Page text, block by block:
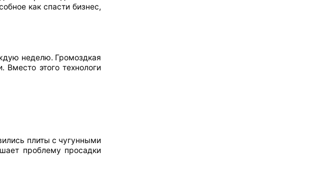
как спасти бизнес,
неделю. Громоздкая
Вместо этого технологи
плиты с чугунными
проблему просадки